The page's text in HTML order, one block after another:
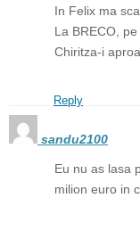
In Felix ma
La BRECO,
Chiritza-i
Reply
sandu2100
Eu nu as lasa
milion euro in